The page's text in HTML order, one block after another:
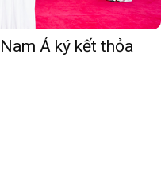
Á ký kết thỏa